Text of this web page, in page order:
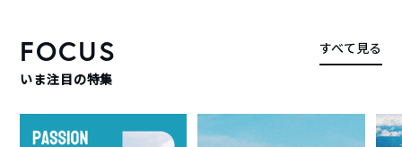
FOCUS
いま注目の特集
すべて見る